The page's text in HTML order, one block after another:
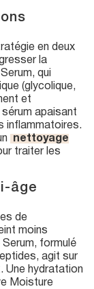
en deux
la
qui
(glycolique,
et
apaisant
inflammatoires.
nettoyage
traiter les
âge
de
moins
Serum, formulé
agit sur
Une hydratation
Moisture